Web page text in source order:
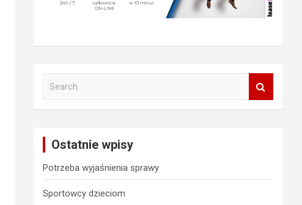
Ostatnie wpisy
Potrzeba wyjaśnienia sprawy
Sportowcy dzieciom